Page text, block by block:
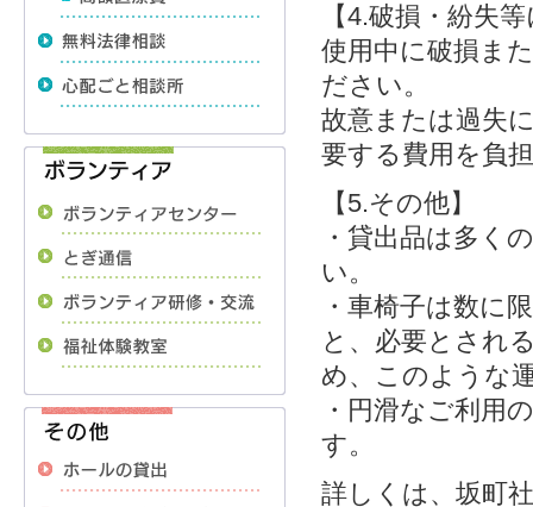
【4.破損・紛失
使用中に破損ま
ださい。
故意または過失
要する費用を負
【5.その他】
・貸出品は多く
い。
・車椅子は数に
と、必要とされ
め、このような
・円滑なご利用
す。
詳しくは、坂町